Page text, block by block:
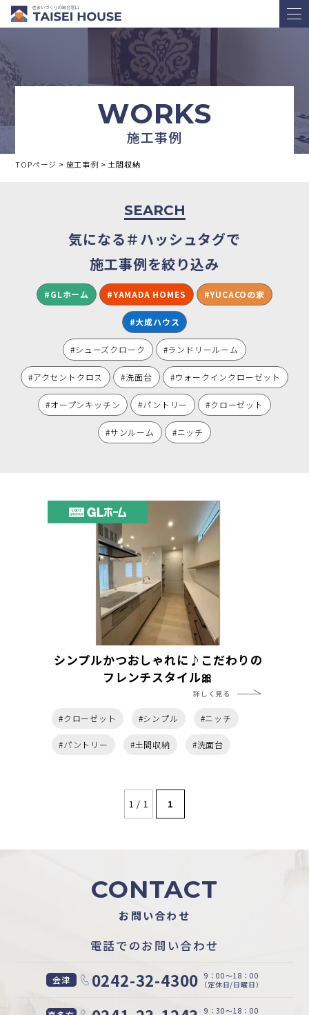
WORKS
施工事例
TOPページ > 施工事例 > 土間収納
SEARCH
気になる＃ハッシュタグで
施工事例を絞り込み
#GLホーム #YAMADA HOMES #YUCACOの家
#大成ハウス
#シューズクローク #ランドリールーム
#アクセントクロス #洗面台 #ウォークインクローゼット
#オープンキッチン #パントリー #クローゼット
#サンルーム #ニッチ
シンプルかつおしゃれに♪こだわりの
フレンチスタイル🎀
詳しく見る
#クローゼット #シンプル #ニッチ
#パントリー #土間収納 #洗面台
1 / 1 1
CONTACT
お問い合わせ
電話でのお問い合わせ
会津 0242-32-4300 9：00〜18：00
（定休日/日曜日）
9：30〜18：00